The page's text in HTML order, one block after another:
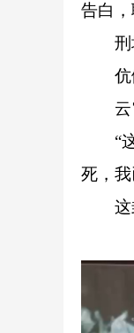
告白，
刑
伉
云霄
“这
死，
这封